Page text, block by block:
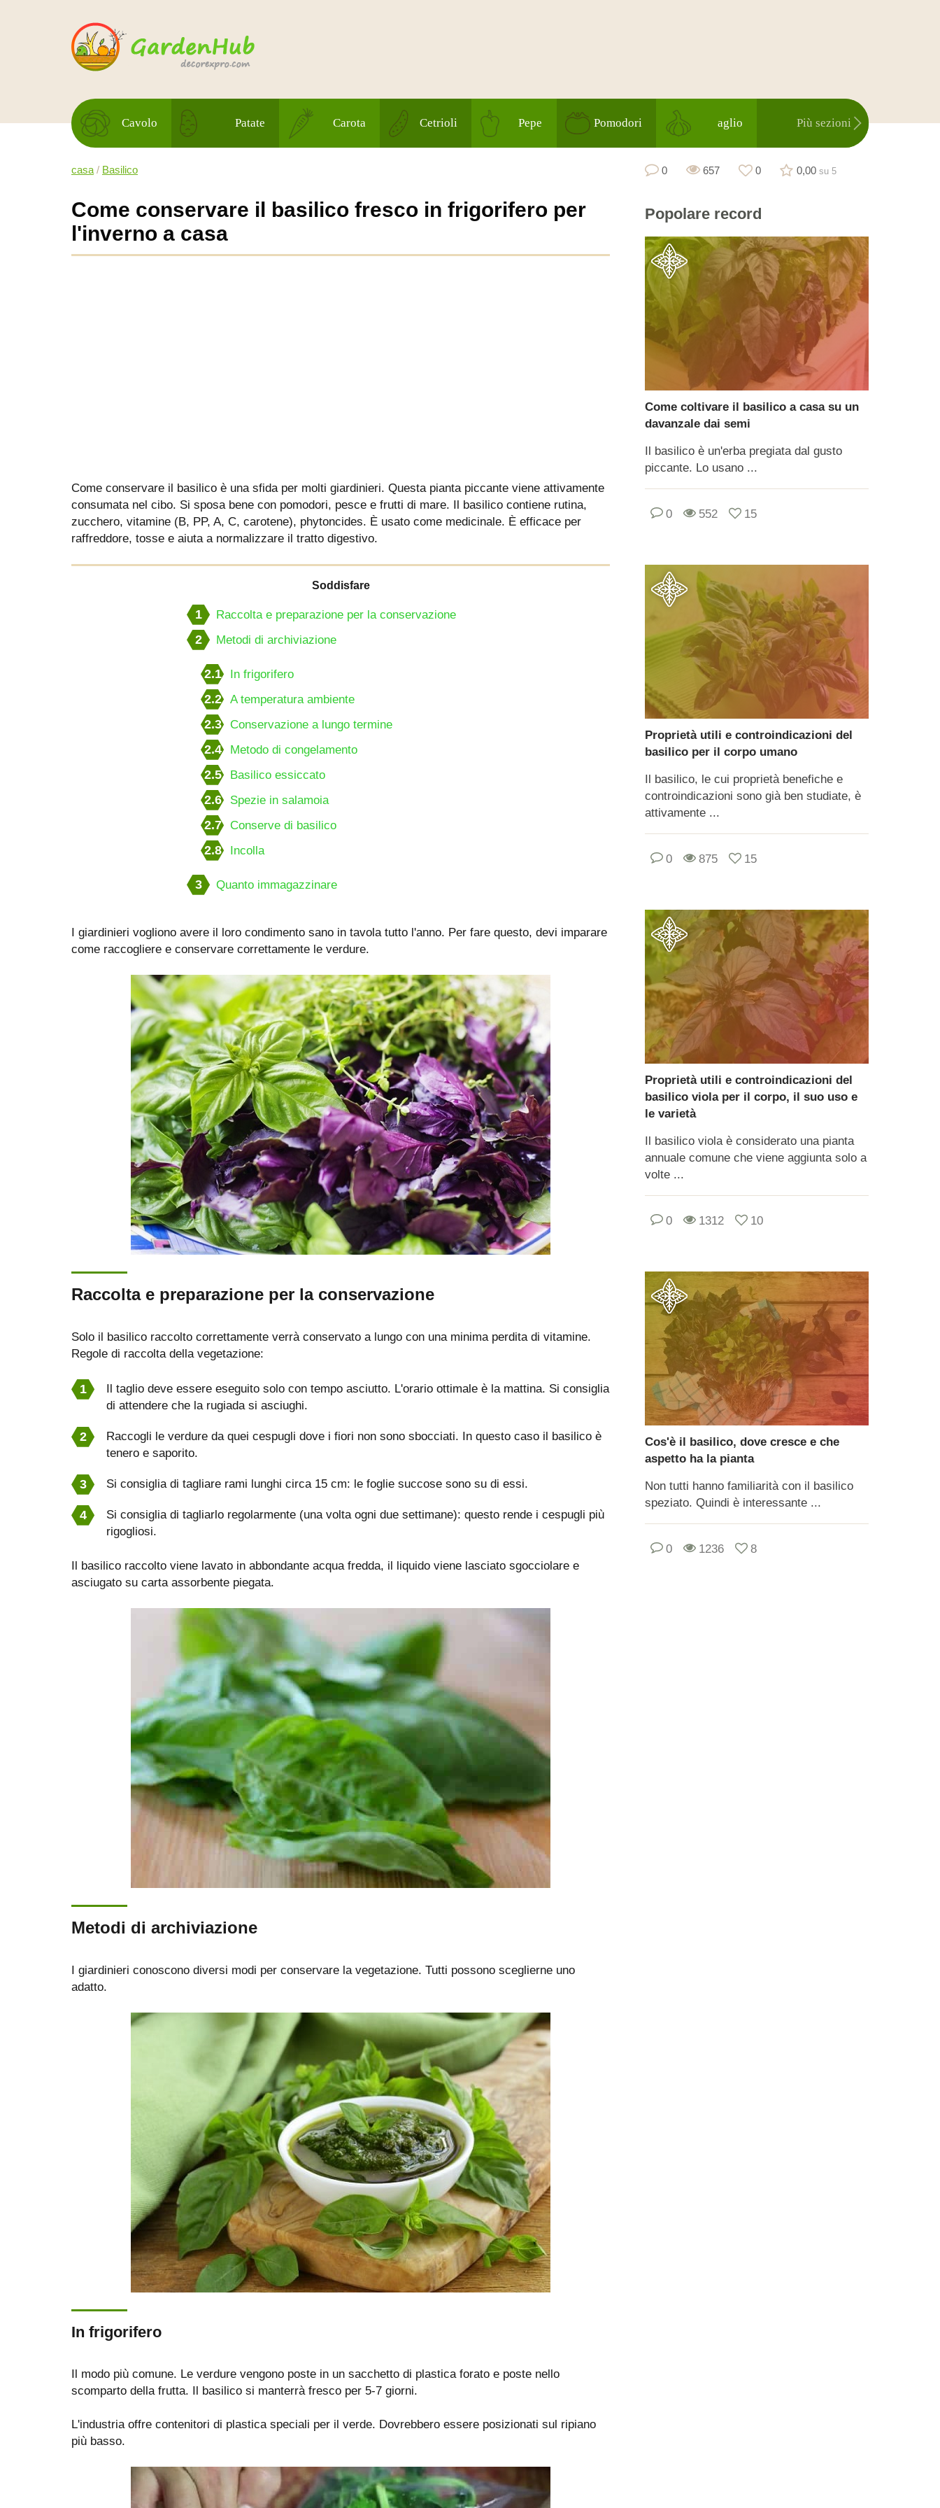
Cavolo Patate Carota Cetrioli Pepe Pomodori aglio Più sezioni
casa / Basilico
Come conservare il basilico fresco in frigorifero per
l'inverno a casa
Come conservare il basilico è una sfida per molti giardinieri. Questa pianta piccante viene attivamente
consumata nel cibo. Si sposa bene con pomodori, pesce e frutti di mare. Il basilico contiene rutina,
zucchero, vitamine (B, PP, A, C, carotene), phytoncides. È usato come medicinale. È efficace per
raffreddore, tosse e aiuta a normalizzare il tratto digestivo.
Soddisfare
1 Raccolta e preparazione per la conservazione
2 Metodi di archiviazione
2.1 In frigorifero
2.2 A temperatura ambiente
2.3 Conservazione a lungo termine
2.4 Metodo di congelamento
2.5 Basilico essiccato
2.6 Spezie in salamoia
2.7 Conserve di basilico
2.8 Incolla
3 Quanto immagazzinare
I giardinieri vogliono avere il loro condimento sano in tavola tutto l'anno. Per fare questo, devi imparare
come raccogliere e conservare correttamente le verdure.
Raccolta e preparazione per la conservazione
Solo il basilico raccolto correttamente verrà conservato a lungo con una minima perdita di vitamine.
Regole di raccolta della vegetazione:
Il taglio deve essere eseguito solo con tempo asciutto. L'orario ottimale è la mattina. Si consiglia
di attendere che la rugiada si asciughi.
Raccogli le verdure da quei cespugli dove i fiori non sono sbocciati. In questo caso il basilico è
tenero e saporito.
Si consiglia di tagliare rami lunghi circa 15 cm: le foglie succose sono su di essi.
Si consiglia di tagliarlo regolarmente (una volta ogni due settimane): questo rende i cespugli più
rigogliosi.
Il basilico raccolto viene lavato in abbondante acqua fredda, il liquido viene lasciato sgocciolare e
asciugato su carta assorbente piegata.
Metodi di archiviazione
I giardinieri conoscono diversi modi per conservare la vegetazione. Tutti possono sceglierne uno
adatto.
In frigorifero
Il modo più comune. Le verdure vengono poste in un sacchetto di plastica forato e poste nello
scomparto della frutta. Il basilico si manterrà fresco per 5-7 giorni.
L'industria offre contenitori di plastica speciali per il verde. Dovrebbero essere posizionati sul ripiano
più basso.
0 657 0 0,00 su 5
Popolare record
Come coltivare il basilico a casa su un
davanzale dai semi
Il basilico è un'erba pregiata dal gusto
piccante. Lo usano ...
0 552 15
Proprietà utili e controindicazioni del
basilico per il corpo umano
Il basilico, le cui proprietà benefiche e
controindicazioni sono già ben studiate, è
attivamente ...
0 875 15
Proprietà utili e controindicazioni del
basilico viola per il corpo, il suo uso e
le varietà
Il basilico viola è considerato una pianta
annuale comune che viene aggiunta solo a
volte ...
0 1312 10
Cos'è il basilico, dove cresce e che
aspetto ha la pianta
Non tutti hanno familiarità con il basilico
speziato. Quindi è interessante ...
0 1236 8